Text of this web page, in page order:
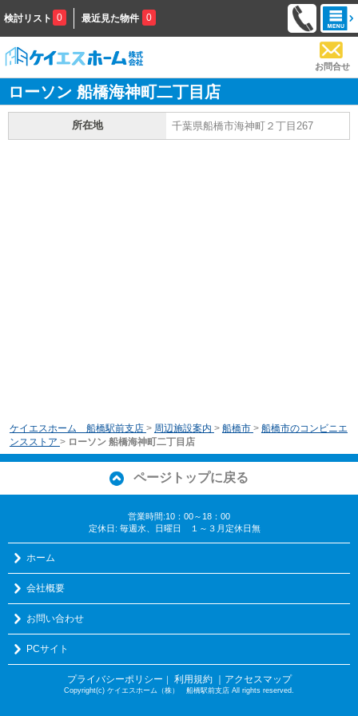
検討リスト 0 最近見た物件 0
お問合せ
ローソン 船橋海神町二丁目店
所在地 千葉県船橋市海神町２丁目267
ケイエスホーム 船橋駅前支店 > 周辺施設案内 > 船橋市 > 船橋市のコンビニエ
ンスストア > ローソン 船橋海神町二丁目店
ページトップに戻る
営業時間:10：00～18：00
定休日: 毎週水、日曜日 １～３月定休日無
ホーム
会社概要
お問い合わせ
PCサイト
プライバシーポリシー ｜ 利用規約 ｜アクセスマップ
Copyright(c) ケイエスホーム（株） 船橋駅前支店 All rights reserved.